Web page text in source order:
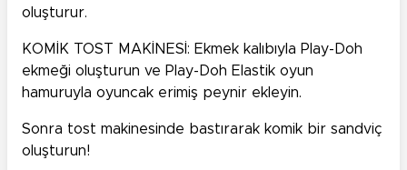
oluşturur.
KOMİK TOST MAKİNESİ: Ekmek kalıbıyla Play-Doh
ekmeği oluşturun ve Play-Doh Elastik oyun
hamuruyla oyuncak erimiş peynir ekleyin.
Sonra tost makinesinde bastırarak komik bir sandviç
oluşturun!